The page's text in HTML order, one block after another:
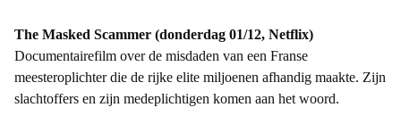
The Masked Scammer (donderdag 01/12, Netflix)
Documentairefilm over de misdaden van een Franse
meesteroplichter die de rijke elite miljoenen afhandig maakte. Zijn
slachtoffers en zijn medeplichtigen komen aan het woord.